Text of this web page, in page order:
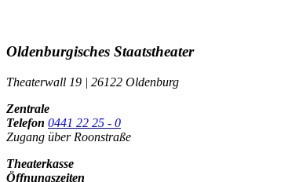
Oldenburgisches Staatstheater
Theaterwall 19 | 26122 Oldenburg
Zentrale
Telefon 0441 22 25 - 0
Zugang über Roonstraße
Theaterkasse
Öffnungszeiten